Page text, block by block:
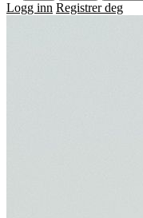
Logg inn Registrer deg